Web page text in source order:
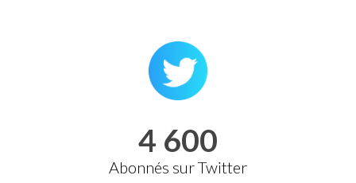
4 600
Abonnés sur Twitter